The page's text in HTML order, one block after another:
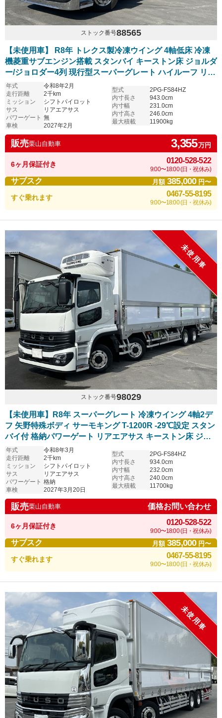
ストック番号88565
【未使用車】 R8年 トレクス製冷凍ウイング 4軸低床 冷凍
機菱重サブエンジン搭載 スタンバイ キーストン床 ジョルダ
ー/ジョロダー4列 現行型スーパーグレート ハイルーフ リア
エアサス アルミホイール シフトパイロット 6R20エンジン
車検付き
年式
令和8年2月
走行距離
2千km
ミッション
シフトパイロット
サス
リアエアサス
パワーゲート 無
車検
2027年2月
型式
2PG-FS84HZ
内寸長さ
943.0cm
内寸幅
231.0cm
内寸高さ
246.0cm
最大積載
11900kg
販売栗山自動車 3,355万円
6ヶ月保証付き 0120-528-522
9:00〜18:00 (日・祝休み)
サブスク 月額385,000円〜
すぐ乗れます 0467-55-8195
9:00〜18:00 (日・祝休み)
未使用車
ストック番号98029
【未使用車】R8年 スーパーグレート 冷凍ウイング 4軸2デ
フ 矢野特殊ボディ サーモキング T-1200R -29℃設定 スタン
バイ付 格納パワーゲート リアエアサス キーストン床 ジョ
ルダー/ジョロダー4列 シフトパイロット 車検付
年式
令和8年3月
走行距離
2千km
ミッション
シフトパイロット
サス
リアエアサス
パワーゲート 格納
車検
2027年3月20日
型式
2PG-FS84HZ
内寸長さ
934.0cm
内寸幅
232.0cm
内寸高さ
240.0cm
最大積載
11700kg
販売栗山自動車 価格お問い合わせ
6ヶ月保証付き 0120-528-522
9:00〜18:00 (日・祝休み)
サブスク 月額385,000円〜
すぐ乗れます 0467-55-8195
9:00〜18:00 (日・祝休み)
未使用車